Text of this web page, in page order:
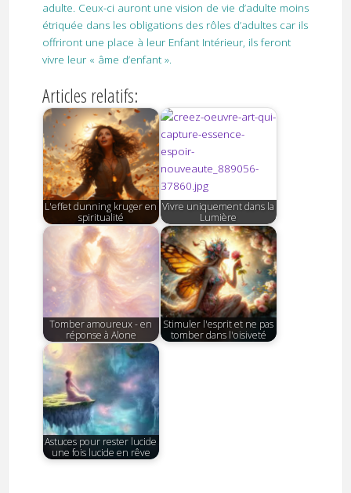
adulte. Ceux-ci auront une vision de vie d’adulte moins
étriquée dans les obligations des rôles d’adultes car ils
offriront une place à leur Enfant Intérieur, ils feront
vivre leur « âme d’enfant ».
Articles relatifs:
L'effet dunning kruger en
spiritualité
Vivre uniquement dans la
Lumière
Tomber amoureux - en
réponse à Alone
Stimuler l'esprit et ne pas
tomber dans l'oisiveté
Astuces pour rester lucide
une fois lucide en rêve